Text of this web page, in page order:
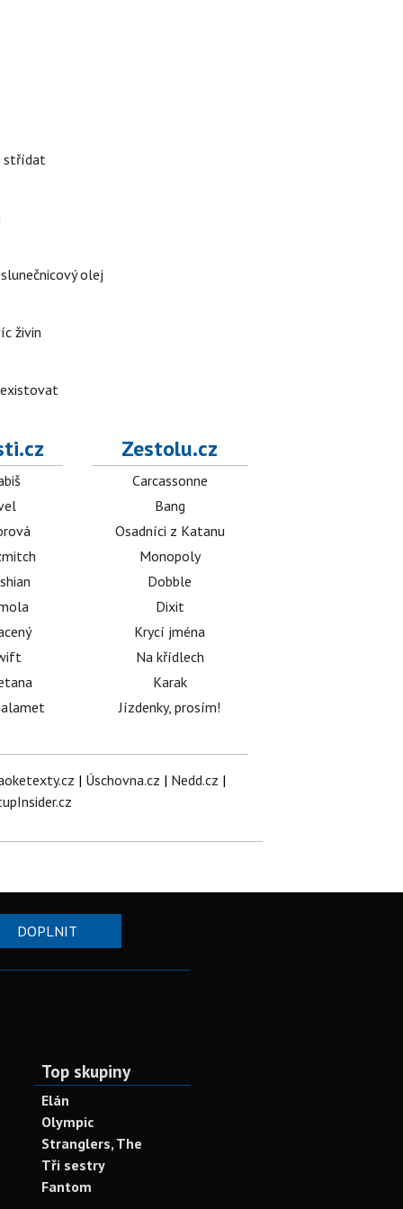
střídat
olej
živin
existovat
Zestolu.cz
Carcassonne
Bang
Osadníci z Katanu
Monopoly
Dobble
Dixit
Krycí jména
Na křídlech
Karak
Jízdenky, prosím!
| Úschovna.cz | Nedd.cz |
DOPLNIT
Top skupiny
Elán
Olympic
Stranglers, The
Tři sestry
Fantom